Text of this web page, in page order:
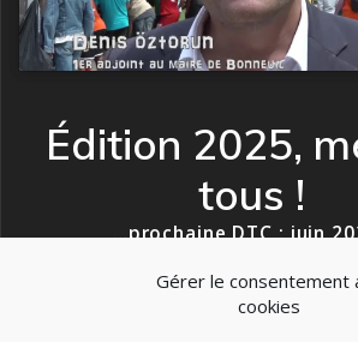
Gérer le consentement
cookies
Édition 2025,
tous !
…prochaine DTC : juin